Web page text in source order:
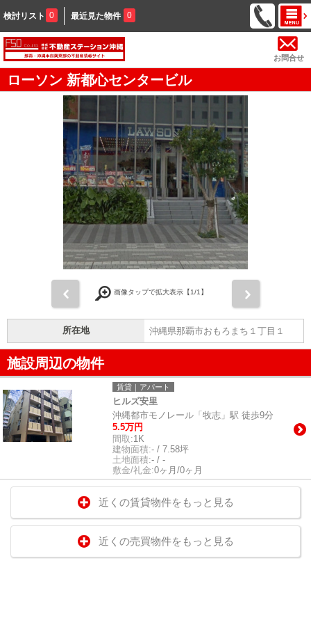
検討リスト 0 最近見た物件 0
お問合せ
ローソン 新都心センタービル
画像タップで拡大表示【1/1】
所在地 沖縄県那覇市おもろまち１丁目１
施設周辺の物件
賃貸｜アパート
ヒルズ安里
沖縄都市モノレール「牧志」駅 徒歩9分
5.5万円
間取:1K
建物面積:- / 7.58坪
土地面積:- / -
敷金/礼金:0ヶ月/0ヶ月
近くの賃貸物件をもっと見る
近くの売買物件をもっと見る